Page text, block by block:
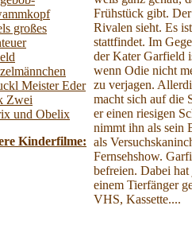
Frühstück gibt.
Rivalen sieht. Es
stattfindet. Im
der Kater Garfield
wenn Odie nicht
zu verjagen.
macht sich auf die
er einen riesigen
nimmt ihn als sein
als
Fernsehshow.
befreien. Dabei
einem Tierfänger
VHS, Kassette....
großes
Meister Eder
Zwei
und Obelix
Kinderfilme: